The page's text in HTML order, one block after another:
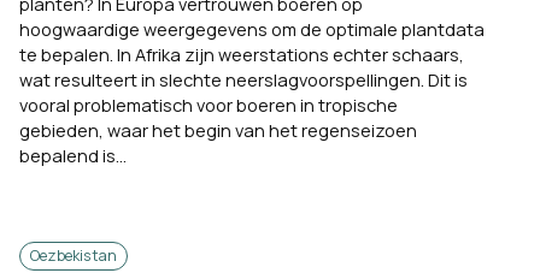
hoogwaardige weergegevens om de optimale plantdata
te bepalen. In Afrika zijn weerstations echter schaars,
wat resulteert in slechte neerslagvoorspellingen. Dit is
vooral problematisch voor boeren in tropische
gebieden, waar het begin van het regenseizoen
bepalend is...
Oezbekistan